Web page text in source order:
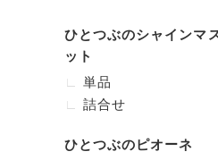
ひとつぶのシャインマ
ット
単品
詰合せ
ひとつぶのピオーネ